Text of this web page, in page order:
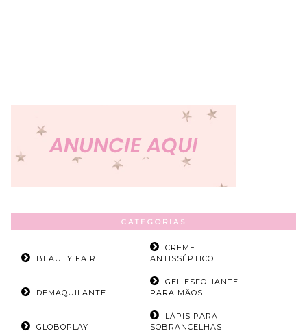
CATEGORIAS
BEAUTY FAIR
CREME
ANTISSÉPTICO
DEMAQUILANTE
GEL ESFOLIANTE
PARA MÃOS
GLOBOPLAY
LÁPIS PARA
SOBRANCELHAS